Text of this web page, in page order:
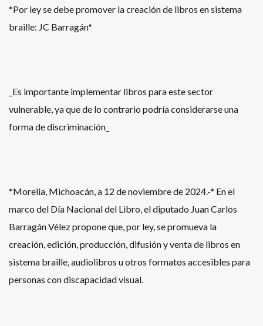
*Por ley se debe promover la creación de libros en sistema
braille: JC Barragán*
_Es importante implementar libros para este sector
vulnerable, ya que de lo contrario podría considerarse una
forma de discriminación_
*Morelia, Michoacán, a 12 de noviembre de 2024.-* En el
marco del Día Nacional del Libro, el diputado Juan Carlos
Barragán Vélez propone que, por ley, se promueva la
creación, edición, producción, difusión y venta de libros en
sistema braille, audiolibros u otros formatos accesibles para
personas con discapacidad visual.